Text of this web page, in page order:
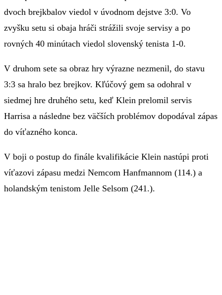
dvoch brejkbalov viedol v úvodnom dejstve 3:0. Vo
zvyšku setu si obaja hráči strážili svoje servisy a po
rovných 40 minútach viedol slovenský tenista 1-0.
V druhom sete sa obraz hry výrazne nezmenil, do stavu
3:3 sa hralo bez brejkov. Kľúčový gem sa odohral v
siedmej hre druhého setu, keď Klein prelomil servis
Harrisa a následne bez väčších problémov dopodával zápas
do víťazného konca.
V boji o postup do finále kvalifikácie Klein nastúpi proti
víťazovi zápasu medzi Nemcom Hanfmannom (114.) a
holandským tenistom Jelle Selsom (241.).